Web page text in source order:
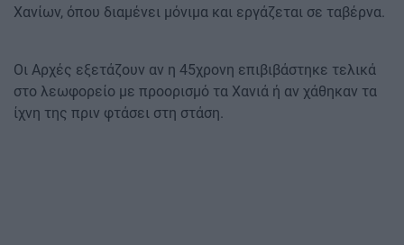
Χανίων, όπου διαμένει μόνιμα και εργάζεται σε ταβέρνα.
Οι Αρχές εξετάζουν αν η 45χρονη επιβιβάστηκε τελικά
στο λεωφορείο με προορισμό τα Χανιά ή αν χάθηκαν τα
ίχνη της πριν φτάσει στη στάση.